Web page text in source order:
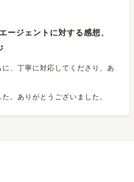
ージェントに対する感想、
、丁寧に対応してくださり、あ
。ありがとうございました。